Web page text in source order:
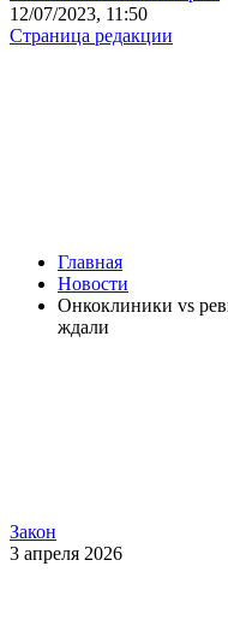
12/07/2023, 11:50
Страница редакции
Главная
Новости
Онкоклиники vs
ждали
Закон
3 апреля 2026